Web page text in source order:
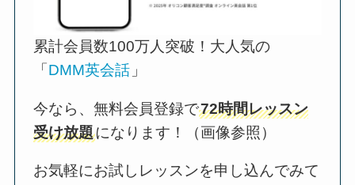
累計会員数100万人突破！大人気の
「 DMM英会話 」
今なら、無料会員登録で72時間レッスン
受け放題になります！（画像参照）
お気軽にお試しレッスンを申し込んでみて